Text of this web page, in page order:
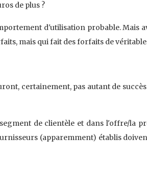
de plus ?
d'utilisation probable. Mais
mais qui fait des forfaits de
certainement, pas autant de
de clientèle et dans l'offre/la
(apparemment) établis